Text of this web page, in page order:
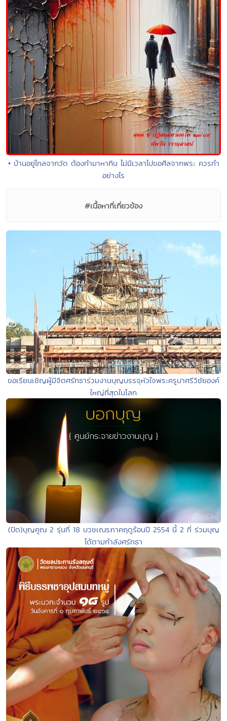
• บ้านอยู่ไกลจากวัด ต้องทำมาหากิน ไม่มีเวลาไปขอศีลจากพระ ควรทำ
อย่างไร
#เนื้อหาที่เกี่ยวข้อง
ขอเรียนเชิญผู้มีจิตศรัทธาร่วมงานบุญบรรจุหัวใจพระครูบาศรีวิชัยองค์
ใหญ่ที่สุดในโลก
(ปิด)บุญคูณ 2 รุ่นที่ 18 บวชเณรภาคฤดูร้อนปี 2554 นี้ 2 ที่ ร่วมบุญ
ได้ตามกำลังศรัทธา